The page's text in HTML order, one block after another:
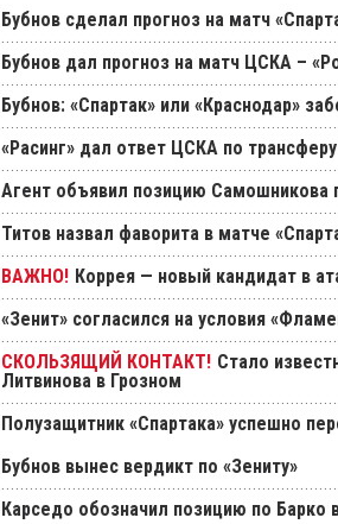
Бубнов сделал прогноз на матч
Бубнов дал прогноз на матч ЦСКА –
Бубнов: «Спартак» или «Краснодар»
«Расинг» дал ответ ЦСКА по
Агент объявил позицию Самошникова
Титов назвал фаворита в матче
Коррея — новый кандидат в
«Зенит» согласился на условия
Стало
Литвинова в Грозном
Полузащитник «Спартака» успешно
Бубнов вынес вердикт по «Зениту»
Карседо обозначил позицию по Барко